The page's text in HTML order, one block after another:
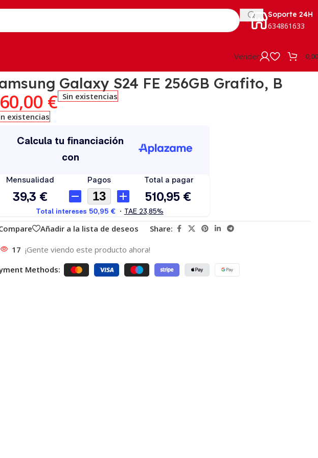
Soporte 24H
634861633
Vender
Galaxy S24 FE 256GB Grafito, B
€ Sin existencias
existencias
Añadir a la lista de deseos Share:
17 ¡Gente viendo este producto ahora!
Methods: